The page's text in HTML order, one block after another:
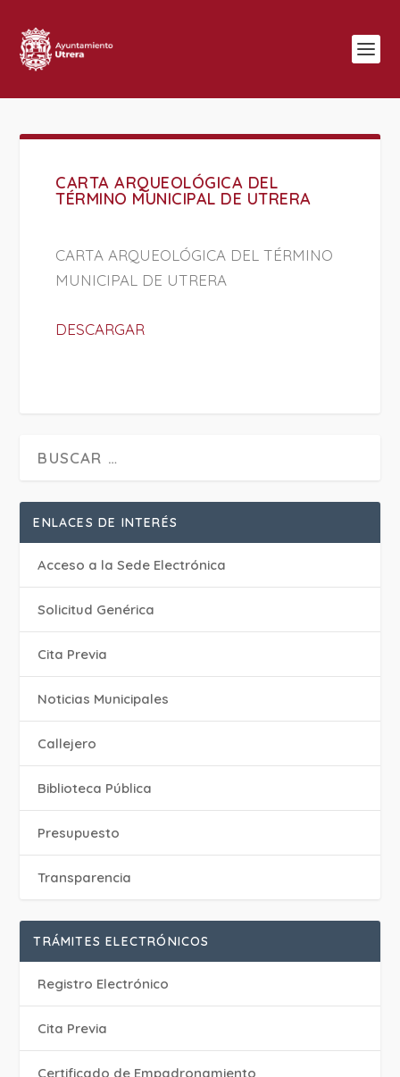
CARTA ARQUEOLÓGICA DEL
TÉRMINO MUNICIPAL DE UTRERA
CARTA ARQUEOLÓGICA DEL TÉRMINO
MUNICIPAL DE UTRERA
DESCARGAR
ENLACES DE INTERÉS
Acceso a la Sede Electrónica
Solicitud Genérica
Cita Previa
‎Noticias Municipales
Callejero
Biblioteca Pública
Presupuesto
Transparencia
TRÁMITES ELECTRÓNICOS
Registro Electrónico
Cita Previa
Certificado de Empadronamiento